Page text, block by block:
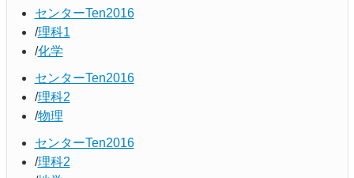
センターTen2016
理科1
化学
センターTen2016
理科2
物理
センターTen2016
理科2